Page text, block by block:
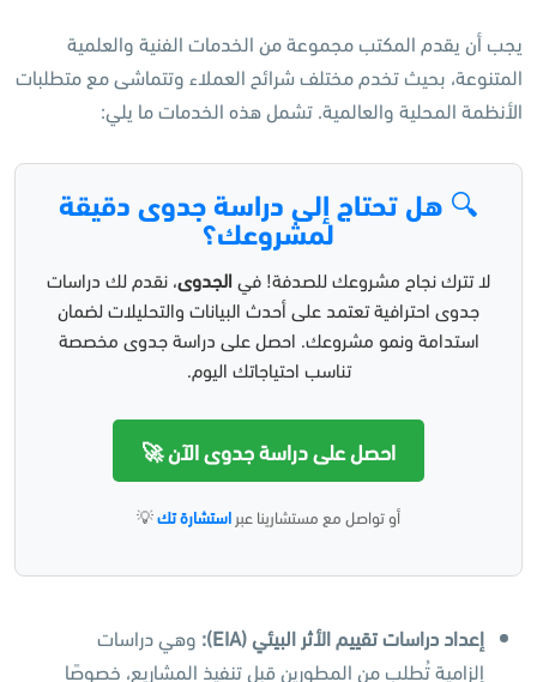
يجب أن يقدم المكتب مجموعة من الخدمات الفنية والعلمية
المتنوعة، بحيث تخدم مختلف شرائح العملاء وتتماشى مع متطلبات
الأنظمة المحلية والعالمية. تشمل هذه الخدمات ما يلي:
🔍 هل تحتاج إلى دراسة جدوى دقيقة
لمشروعك؟
لا تترك نجاح مشروعك للصدفة! فيالجدوى، نقدم لك دراسات
جدوى احترافية تعتمد على أحدث البيانات والتحليلات لضمان
استدامة ونمو مشروعك. احصل على دراسة جدوى مخصصة
تناسب احتياجاتك اليوم.
احصل على دراسة جدوى الآن 🚀
أو تواصل مع مستشارينا عبراستشارة تك💡
إعداد دراسات تقييم الأثر البيئي(EIA):
وهي دراسات
إلزامية تُطلب من المطورين قبل تنفيذ المشاريع، خصوصًا